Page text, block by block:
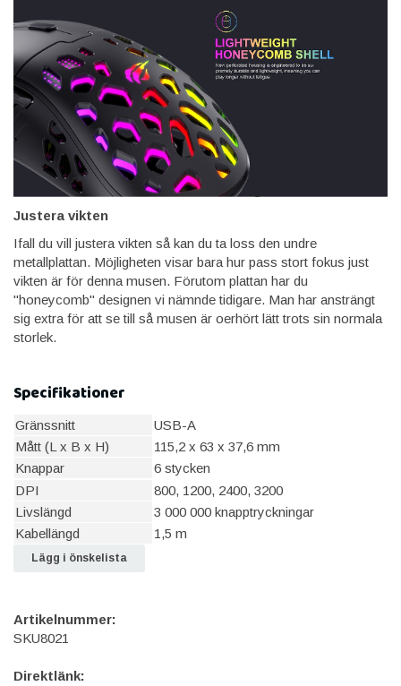
Justera vikten
Ifall du vill justera vikten så kan du ta loss den undre
metallplattan. Möjligheten visar bara hur pass stort fokus just
vikten är för denna musen. Förutom plattan har du
"honeycomb" designen vi nämnde tidigare. Man har ansträngt
sig extra för att se till så musen är oerhört lätt trots sin normala
storlek.
Specifikationer
Gränssnitt
USB-A
Mått (L x B x H)
115,2 x 63 x 37,6 mm
Knappar
6 stycken
DPI
800, 1200, 2400, 3200
Livslängd
3 000 000 knapptryckningar
Kabellängd
1,5 m
Lägg i önskelista
Artikelnummer:
SKU8021
Direktlänk: